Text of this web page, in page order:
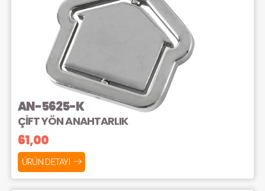
AN-5625-K
ÇİFT YÖN ANAHTARLIK
61,00
ÜRÜN DETAYI